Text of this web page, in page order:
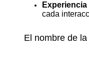
cada
El nombre de